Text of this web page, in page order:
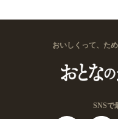
おいしくって、た
SNSで